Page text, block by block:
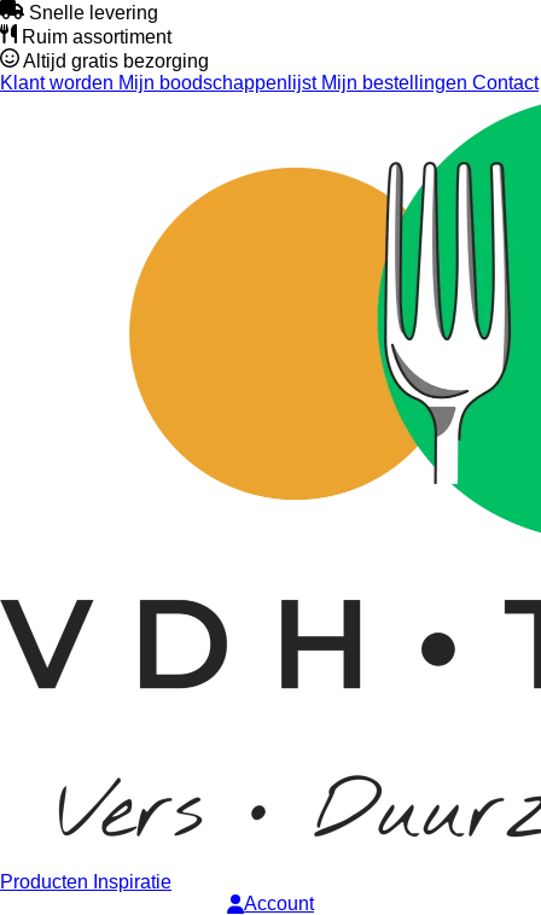
Snelle levering
Ruim assortiment
Altijd gratis bezorging
Klant worden Mijn boodschappenlijstMijn bestellingen Contact
Producten Inspiratie
Account